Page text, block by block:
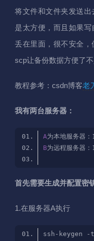
将文件和文件夹发送
是太方便，而且如果
丢在里面，很不安全
scp让备份数据方便了不
教程参考：csdn博客老
我有两台服务器：
A为本地服务器：
B为远程服务器：
首先需要生成并配置密
1.在服务器A执行
ssh-keygen